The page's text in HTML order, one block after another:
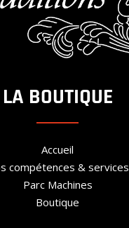
LA BOUTIQUE
Accueil
compétences & services
Parc Machines
Boutique